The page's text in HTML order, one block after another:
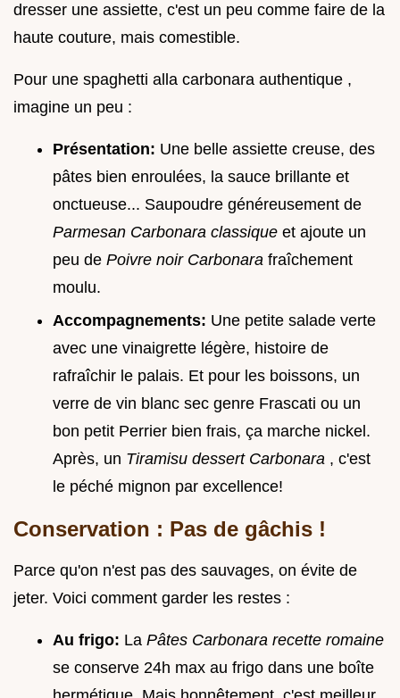
dresser une assiette, c'est un peu comme faire de la
haute couture, mais comestible.
Pour une spaghetti alla carbonara authentique ,
imagine un peu :
Présentation: Une belle assiette creuse, des
pâtes bien enroulées, la sauce brillante et
onctueuse... Saupoudre généreusement de
Parmesan Carbonara classique et ajoute un
peu de Poivre noir Carbonara fraîchement
moulu.
Accompagnements: Une petite salade verte
avec une vinaigrette légère, histoire de
rafraîchir le palais. Et pour les boissons, un
verre de vin blanc sec genre Frascati ou un
bon petit Perrier bien frais, ça marche nickel.
Après, un Tiramisu dessert Carbonara , c'est
le péché mignon par excellence!
Conservation : Pas de gâchis !
Parce qu'on n'est pas des sauvages, on évite de
jeter. Voici comment garder les restes :
Au frigo: La Pâtes Carbonara recette romaine
se conserve 24h max au frigo dans une boîte